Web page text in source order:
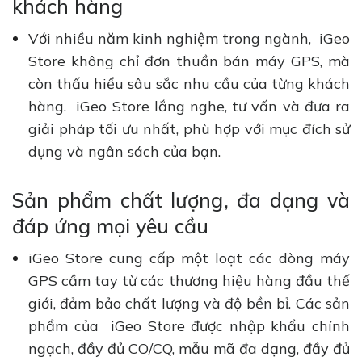
khách hàng
Với nhiều năm kinh nghiệm trong ngành, iGeo
Store không chỉ đơn thuần bán máy GPS, mà
còn thấu hiểu sâu sắc nhu cầu của từng khách
hàng. iGeo Store lắng nghe, tư vấn và đưa ra
giải pháp tối ưu nhất, phù hợp với mục đích sử
dụng và ngân sách của bạn.
Sản phẩm chất lượng, đa dạng và
đáp ứng mọi yêu cầu
iGeo Store cung cấp một loạt các dòng máy
GPS cầm tay từ các thương hiệu hàng đầu thế
giới, đảm bảo chất lượng và độ bền bỉ. Các sản
phẩm của iGeo Store được nhập khẩu chính
ngạch, đầy đủ CO/CQ, mẫu mã đa dạng, đầy đủ